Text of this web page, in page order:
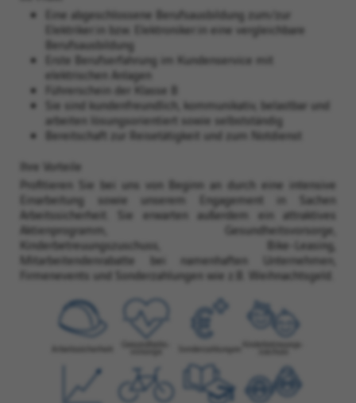
Eine abgeschlossene Berufsausbildung zum/zur
Elektriker:in bzw. Elektroniker:in eine vergleichbare
Berufsausbildung
Erste Berufserfahrung im Kundenservice mit
elektrischen Anlagen
Führerschein der Klasse B
Sie sind kundenfreundlich, kommunikativ, belastbar und
arbeiten lösungsorientiert sowie selbstständig
Bereitschaft zur Reisetätigkeit und zum Notdienst
Ihre Vorteile
Profitieren Sie bei uns von Beginn an durch eine intensive
Einarbeitung sowie unserem Engagement in Sachen
Arbeitssicherheit. Sie erwarten außerdem ein attraktives
Aktienprogramm, Gesundheitsvorsorge,
Kinderbetreuungszuschuss, Bike-Leasing,
Mitarbeitendenrabatte bei namenhaften Unternehmen,
Firmenevents und Sonderzahlungen wie z.B. Weihnachtsgeld.